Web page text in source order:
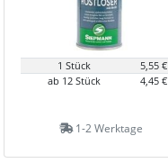
1 Stück
5,55 €
ab 12 Stück
4,45 €
1-2 Werktage